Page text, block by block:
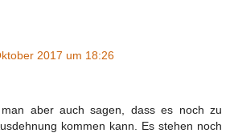
2017 um 18:26
aber auch sagen, dass es noch zu
kommen kann. Es stehen noch